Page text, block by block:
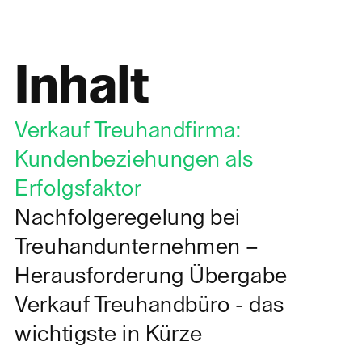
Inhalt
Verkauf Treuhandfirma:
Kundenbeziehungen als
Erfolgsfaktor
Nachfolgeregelung bei
Treuhandunternehmen –
Herausforderung Übergabe
Verkauf Treuhandbüro - das
wichtigste in Kürze